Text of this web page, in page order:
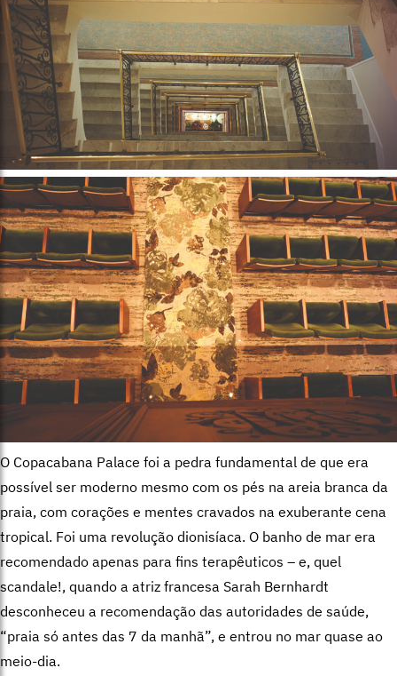
O Copacabana Palace foi a pedra fundamental de que era
possível ser moderno mesmo com os pés na areia branca da
praia, com corações e mentes cravados na exuberante cena
tropical. Foi uma revolução dionisíaca. O banho de mar era
recomendado apenas para fins terapêuticos – e, quel
scandale!, quando a atriz francesa Sarah Bernhardt
desconheceu a recomendação das autoridades de saúde,
“praia só antes das 7 da manhã”, e entrou no mar quase ao
meio-dia.